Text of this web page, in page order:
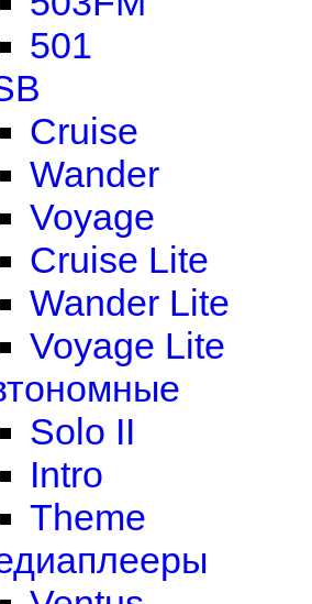
501
Cruise
Wander
Voyage
Cruise Lite
Wander Lite
Voyage Lite
Solo II
Intro
Theme